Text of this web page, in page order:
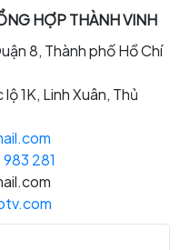
HỢP THÀNH VINH
8, Thành phố Hồ Chí
1K, Linh Xuân, Thủ
281